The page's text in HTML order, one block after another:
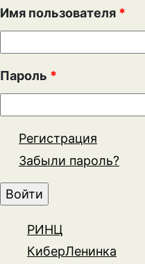
Имя пользователя *
Пароль *
Регистрация
Забыли пароль?
РИНЦ
КиберЛенинка